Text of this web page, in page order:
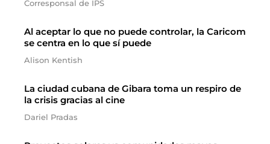
Corresponsal de IPS
Al aceptar lo que no puede controlar, la Caricom
se centra en lo que sí puede
Alison Kentish
La ciudad cubana de Gibara toma un respiro de
la crisis gracias al cine
Dariel Pradas